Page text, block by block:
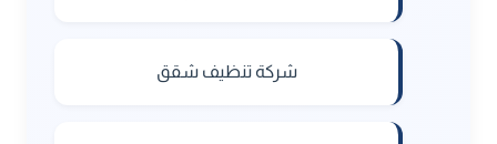
شركة تنظيف شقق